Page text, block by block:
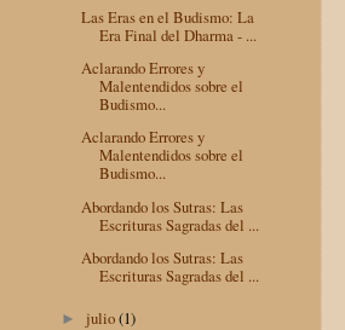
Las Eras en el Budismo: La
Era Final del Dharma - ...
Aclarando Errores y
Malentendidos sobre el
Budismo...
Aclarando Errores y
Malentendidos sobre el
Budismo...
Abordando los Sutras: Las
Escrituras Sagradas del ...
Abordando los Sutras: Las
Escrituras Sagradas del ...
► julio(1)